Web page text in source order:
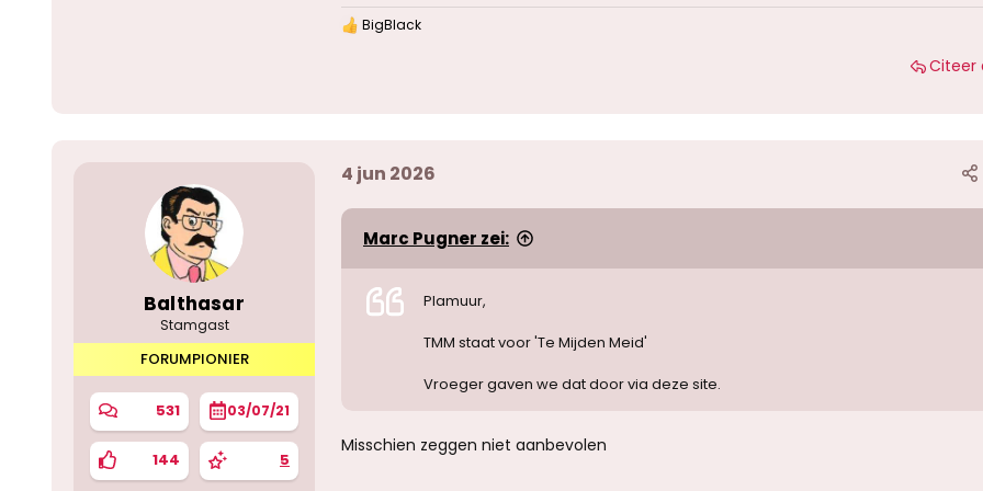
W
n
e
BigBlack
Citeer
Balthasar
Stamgast
FORUMPIONIER
531 03/07/21
144 5
4 jun 2026
Marc Pugner zei:
Plamuur,
TMM staat voor 'Te Mijden Meid'
Vroeger gaven we dat door via deze site.
Misschien zeggen niet aanbevolen